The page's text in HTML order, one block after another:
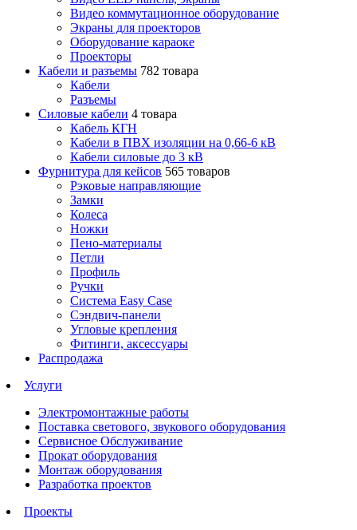
Видео коммутационное оборудование
Экраны для проекторов
Оборудование караоке
Проекторы
Кабели и разъемы 782 товара
Кабели
Разъемы
Силовые кабели 4 товара
Кабель КГН
Кабели в ПВХ изоляции на 0,66-6 кВ
Кабели силовые до 3 кВ
Фурнитура для кейсов 565 товаров
Рэковые направляющие
Замки
Колеса
Ножки
Пено-материалы
Петли
Профиль
Ручки
Система Easy Case
Сэндвич-панели
Угловые крепления
Фитинги, аксессуары
Распродажа
Услуги
Электромонтажные работы
Поставка светового, звукового оборудования
Сервисное Обслуживание
Прокат оборудования
Монтаж оборудования
Разработка проектов
Проекты